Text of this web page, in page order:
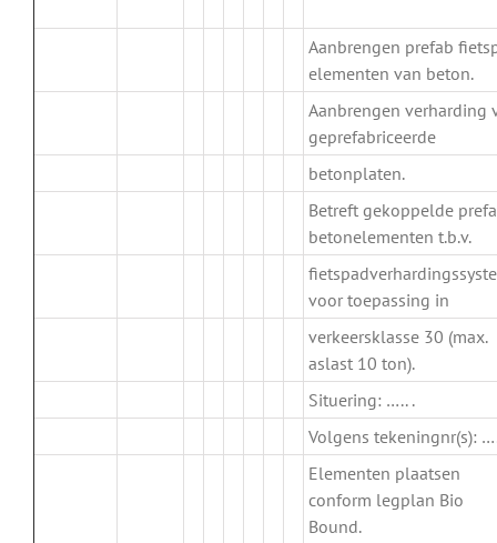
Aanbrengen prefab
elementen van beton.
Aanbrengen verharding
geprefabriceerde
betonplaten.
Betreft gekoppelde
betonelementen t.b.v.
voor toepassing in
verkeersklasse 30 (max.
aslast 10 ton).
Situering: ….. .
Volgens tekeningnr(s):
Elementen plaatsen
conform legplan Bio
Bound.